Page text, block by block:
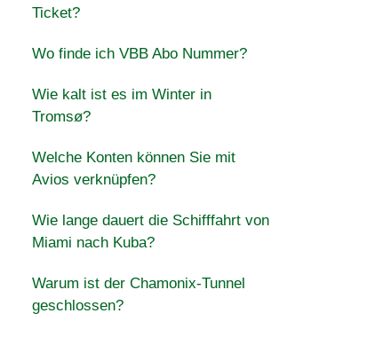
Ticket?
Wo finde ich VBB Abo Nummer?
Wie kalt ist es im Winter in
Tromsø?
Welche Konten können Sie mit
Avios verknüpfen?
Wie lange dauert die Schifffahrt von
Miami nach Kuba?
Warum ist der Chamonix-Tunnel
geschlossen?